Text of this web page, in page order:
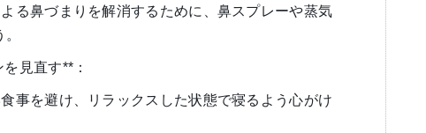
る鼻づまりを解消するために、鼻スプレーや蒸気
見直す**：
事を避け、リラックスした状態で寝るよう心がけ